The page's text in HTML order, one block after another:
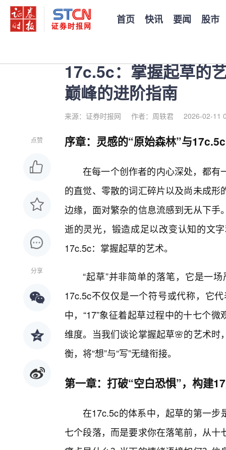
首页 快讯 要闻 股市
17c.5c：掌握起草的
巅峰的进阶指南
来源：证券时报网 作者：周轶君 2026-02-11
点赞
分享
序章：灵感的“原始森林”与
在每一个创作者的内心深处，都有
的直觉、零散的词汇碎片以及尚未成
边缘，面对繁杂的信息流感到无从下
逝的灵光，锻造成足以改变认知的文
17c.5c：掌握起草的艺术。
“起草”并非简单的落笔，它是一
17c.5c不仅仅是一个符号或代称，它
中，“17”象征着起草过程中的十七个
维度。当我们谈论掌握起草🌸的艺术
衡，将“想”与“写”无缝衔接。
第一章：打破“空白恐惧”，构建
在17c.5c的体系中，起草的第一步
七个段落，而是要求你在落笔前，从